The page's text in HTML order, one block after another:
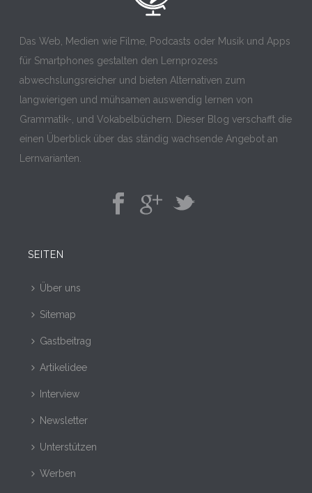
Das Web, Medien wie Filme, Podcasts oder Musik und Apps
für Smartphones gestalten den Lernprozess
abwechslungsreicher und bieten Alternativen zum
langwierigen und mühsamen auswendig lernen von
Grammatik-, und Vokabelbüchern. Dieser Blog verschafft die
einen Überblick über das ständig wachsende Angebot an
Lernvarianten.
SEITEN
Über uns
Sitemap
Gastbeitrag
Artikelidee
Interview
Newsletter
Unterstützen
Werben